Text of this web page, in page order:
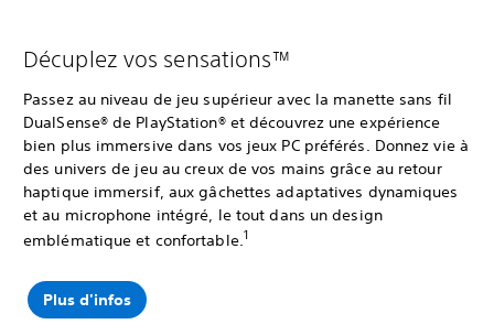
Décuplez vos sensations™
Passez au niveau de jeu supérieur avec la manette sans fil
DualSense® de PlayStation® et découvrez une expérience
bien plus immersive dans vos jeux PC préférés. Donnez vie à
des univers de jeu au creux de vos mains grâce au retour
haptique immersif, aux gâchettes adaptatives dynamiques
et au microphone intégré, le tout dans un design
emblématique et confortable. 1
Plus d'infos